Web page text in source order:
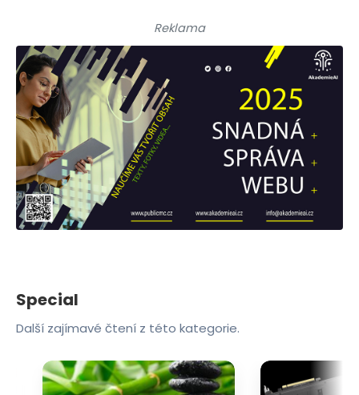
Reklama
Special
Další zajímavé čtení z této kategorie.